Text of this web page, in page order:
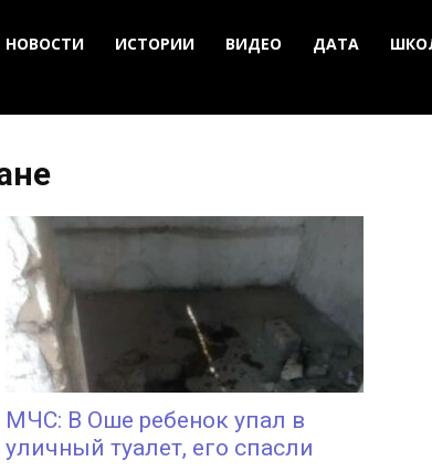
НОВОСТИ ИСТОРИИ ВИДЕО ДАТА
МЧС: В Оше ребенок упал в
уличный туалет, его спасли